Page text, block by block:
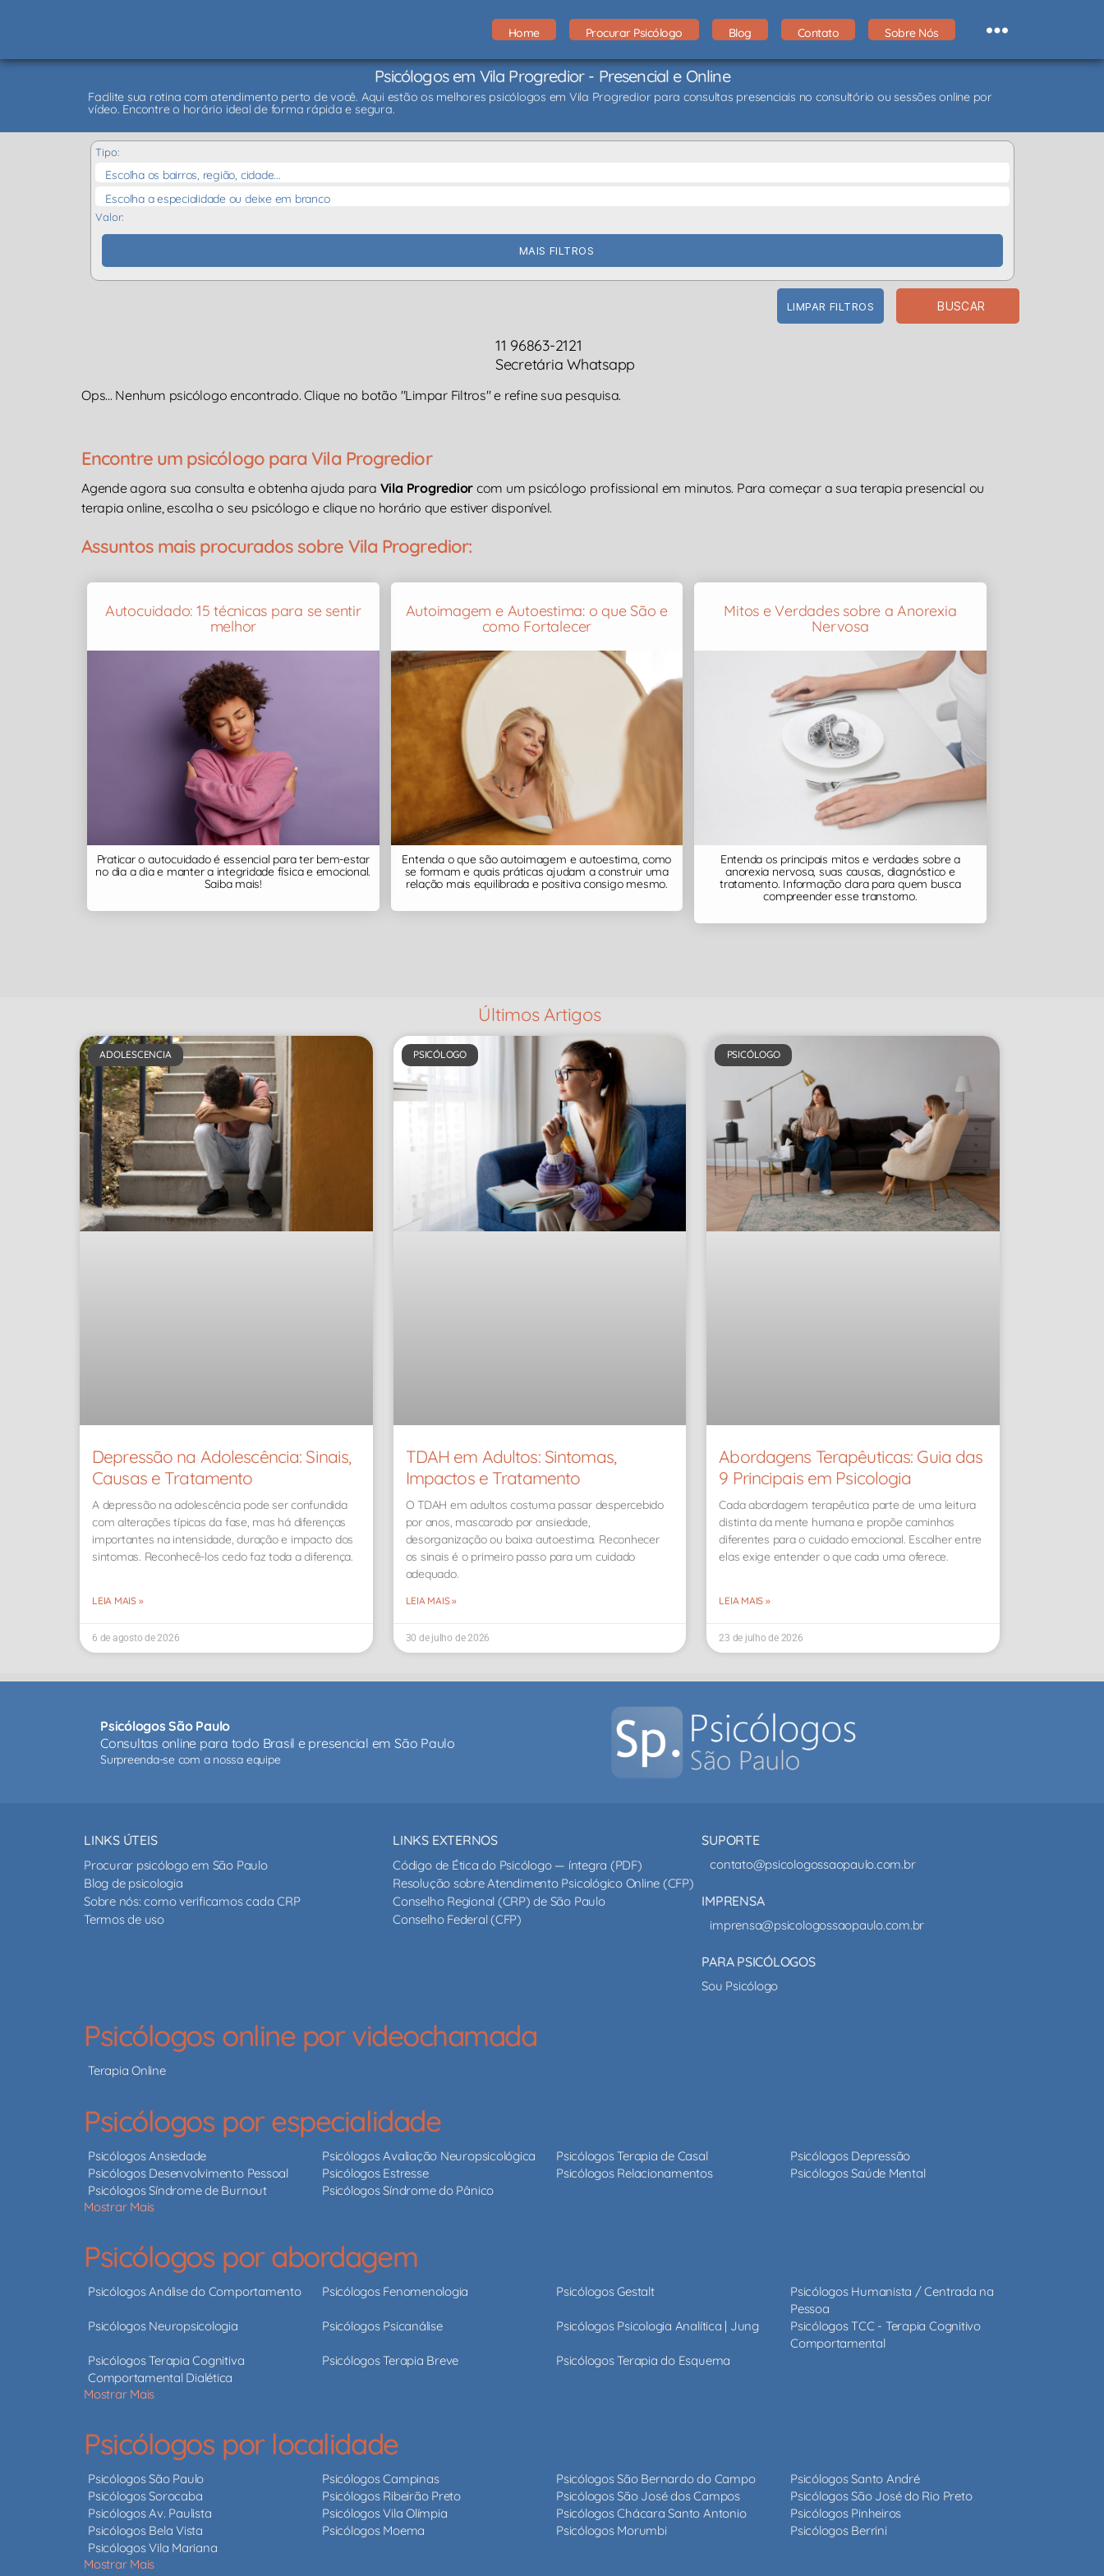
Home Procurar Psicólogo Blog Contato Sobre Nós
Psicólogos em Vila Progredior - Presencial e Online
Facilite sua rotina com atendimento perto de você. Aqui estão os melhores psicólogos em Vila Progredior para consultas presenciais no consultório ou sessões online por
vídeo. Encontre o horário ideal de forma rápida e segura.
Tipo:
Escolha os bairros, região, cidade...
Escolha a especialidade ou deixe em branco
Valor:
MAIS FILTROS
LIMPAR FILTROS BUSCAR
11 96863-2121
Secretária Whatsapp
Ops... Nenhum psicólogo encontrado. Clique no botão "Limpar Filtros" e refine sua pesquisa.
Encontre um psicólogo para Vila Progredior
Agende agora sua consulta e obtenha ajuda para Vila Progredior com um psicólogo profissional em minutos. Para começar a sua terapia presencial ou
terapia online, escolha o seu psicólogo e clique no horário que estiver disponível.
Assuntos mais procurados sobre Vila Progredior:
Autocuidado: 15 técnicas para se sentir
melhor
Praticar o autocuidado é essencial para ter bem-estar
no dia a dia e manter a integridade física e emocional.
Saiba mais!
Autoimagem e Autoestima: o que São e
como Fortalecer
Entenda o que são autoimagem e autoestima, como
se formam e quais práticas ajudam a construir uma
relação mais equilibrada e positiva consigo mesmo.
Mitos e Verdades sobre a Anorexia
Nervosa
Entenda os principais mitos e verdades sobre a
anorexia nervosa, suas causas, diagnóstico e
tratamento. Informação clara para quem busca
compreender esse transtorno.
Últimos Artigos
ADOLESCENCIA
Depressão na Adolescência: Sinais,
Causas e Tratamento
A depressão na adolescência pode ser confundida
com alterações típicas da fase, mas há diferenças
importantes na intensidade, duração e impacto dos
sintomas. Reconhecê-los cedo faz toda a diferença.
LEIA MAIS »
6 de agosto de 2026
PSICÓLOGO
TDAH em Adultos: Sintomas,
Impactos e Tratamento
O TDAH em adultos costuma passar despercebido
por anos, mascarado por ansiedade,
desorganização ou baixa autoestima. Reconhecer
os sinais é o primeiro passo para um cuidado
adequado.
LEIA MAIS »
30 de julho de 2026
PSICÓLOGO
Abordagens Terapêuticas: Guia das
9 Principais em Psicologia
Cada abordagem terapêutica parte de uma leitura
distinta da mente humana e propõe caminhos
diferentes para o cuidado emocional. Escolher entre
elas exige entender o que cada uma oferece.
LEIA MAIS »
23 de julho de 2026
Psicólogos São Paulo
Consultas online para todo Brasil e presencial em São Paulo
Surpreenda-se com a nossa equipe
LINKS ÚTEIS
Procurar psicólogo em São Paulo
Blog de psicologia
Sobre nós: como verificamos cada CRP
Termos de uso
LINKS EXTERNOS
Código de Ética do Psicólogo — íntegra (PDF)
Resolução sobre Atendimento Psicológico Online (CFP)
Conselho Regional (CRP) de São Paulo
Conselho Federal (CFP)
SUPORTE
contato@psicologossaopaulo.com.br
IMPRENSA
imprensa@psicologossaopaulo.com.br
PARA PSICÓLOGOS
Sou Psicólogo
Psicólogos online por videochamada
Terapia Online
Psicólogos por especialidade
Psicólogos Ansiedade Psicólogos Avaliação Neuropsicológica Psicólogos Terapia de Casal
Psicólogos Depressão
Psicólogos Desenvolvimento Pessoal
Psicólogos Estresse Psicólogos Relacionamentos
Psicólogos Saúde Mental
Psicólogos Síndrome de Burnout
Psicólogos Síndrome do Pânico
Mostrar Mais
Psicólogos por abordagem
Psicólogos Análise do Comportamento Psicólogos Fenomenologia Psicólogos Gestalt
Psicólogos Humanista / Centrada na
Pessoa
Psicólogos Neuropsicologia
Psicólogos Psicanálise Psicólogos Psicologia Analítica | Jung
Psicólogos TCC - Terapia Cognitivo
Comportamental
Psicólogos Terapia Cognitiva
Comportamental Dialética
Psicólogos Terapia Breve Psicólogos Terapia do Esquema
Mostrar Mais
Psicólogos por localidade
Psicólogos São Paulo Psicólogos Campinas Psicólogos São Bernardo do Campo
Psicólogos Santo André
Psicólogos Sorocaba
Psicólogos Ribeirão Preto Psicólogos São José dos Campos
Psicólogos São José do Rio Preto
Psicólogos Av. Paulista
Psicólogos Vila Olímpia Psicólogos Chácara Santo Antonio
Psicólogos Pinheiros
Psicólogos Bela Vista
Psicólogos Moema Psicólogos Morumbi
Psicólogos Berrini
Psicólogos Vila Mariana
Mostrar Mais